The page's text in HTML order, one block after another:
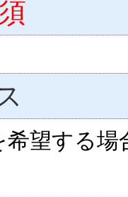
希望する